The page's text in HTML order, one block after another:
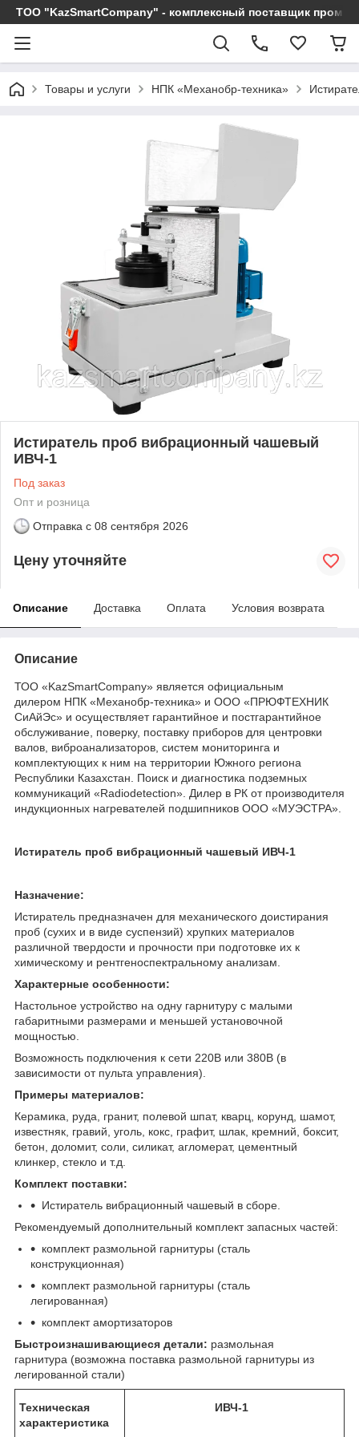
ТОО "KazSmartCompany" - комплексный поставщик
Товары и услуги НПК «Механобр-техника»
Истиратель проб вибрационный чашевый
ИВЧ-1
Под заказ
Опт и розница
Отправка с 08 сентября 2026
Цену уточняйте
Описание Доставка Оплата Условия возврата
Описание
ТОО «KazSmartCompany» является официальным
дилером НПК «Механобр-техника» и ООО «ПРЮФТЕХНИК
СиАйЭс» и осуществляет гарантийное и постгарантийное
обслуживание, поверку, поставку приборов для центровки
валов, виброанализаторов, систем мониторинга и
комплектующих к ним на территории Южного региона
Республики Казахстан. Поиск и диагностика подземных
коммуникаций «Radiodetection». Дилер в РК от производителя
индукционных нагревателей подшипников ООО «МУЭСТРА».
Истиратель проб вибрационный чашевый ИВЧ-1
Назначение:
Истиратель предназначен для механического доистирания
проб (сухих и в виде суспензий) хрупких материалов
различной твердости и прочности при подготовке их к
химическому и рентгеноспектральному анализам.
Характерные особенности:
Настольное устройство на одну гарнитуру с малыми
габаритными размерами и меньшей установочной
мощностью.
Возможность подключения к сети 220В или 380В (в
зависимости от пульта управления).
Примеры материалов:
Керамика, руда, гранит, полевой шпат, кварц, корунд, шамот,
известняк, гравий, уголь, кокс, графит, шлак, кремний, боксит,
бетон, доломит, соли, силикат, агломерат, цементный
клинкер, стекло и т.д.
Комплект поставки:
Истиратель вибрационный чашевый в сборе.
Рекомендуемый дополнительный комплект запасных частей:
комплект размольной гарнитуры (сталь
конструкционная)
комплект размольной гарнитуры (сталь
легированная)
комплект амортизаторов
Быстроизнашивающиеся детали: размольная
гарнитура (возможна поставка размольной гарнитуры из
легированной стали)
Техническая
характеристика
ИВЧ-1